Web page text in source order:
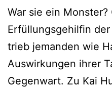
War sie ein Monster?
Erfüllungsgehilfin der
trieb jemanden wie
Auswirkungen ihrer
Gegenwart. Zu Kai